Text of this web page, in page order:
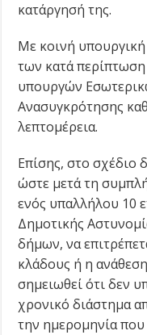
κατάργησή της.
Με κοινή
των κατά
υπουργών
Ανασυγκρότησης
λεπτομέρεια.
Επίσης, στο σχέδιο
ώστε μετά τη
ενός υπαλλήλου 10
Δημοτικής
δήμων, να
κλάδους ή η
σημειωθεί ότι δεν
χρονικό διάστημα
την ημερομηνία που